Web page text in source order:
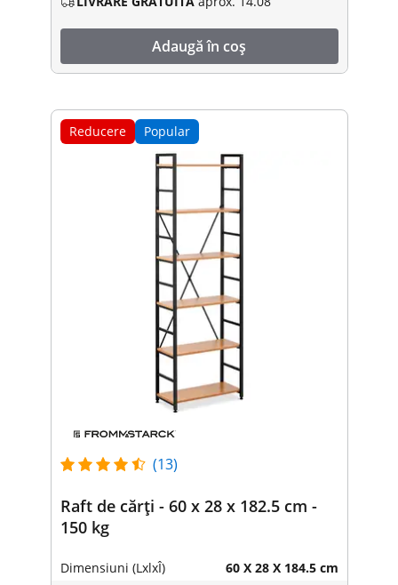
Adaugă în coș
Reducere Popular
(13)
Raft de cărți - 60 x 28 x 182.5 cm -
150 kg
Dimensiuni (LxlxÎ) 60 X 28 X 184.5 cm